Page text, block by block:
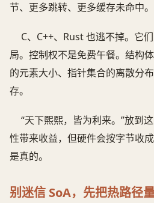
节、更多跳转、更多缓存未命中。
C、C++、Rust 也逃不掉。它
局。控制权不是免费午餐。结构
的元素大小、指针集合的离散分
存。
“天下熙熙，皆为利来。”放到
性带来收益，但硬件会按字节收
是真的。
别迷信 SoA，先把热路径